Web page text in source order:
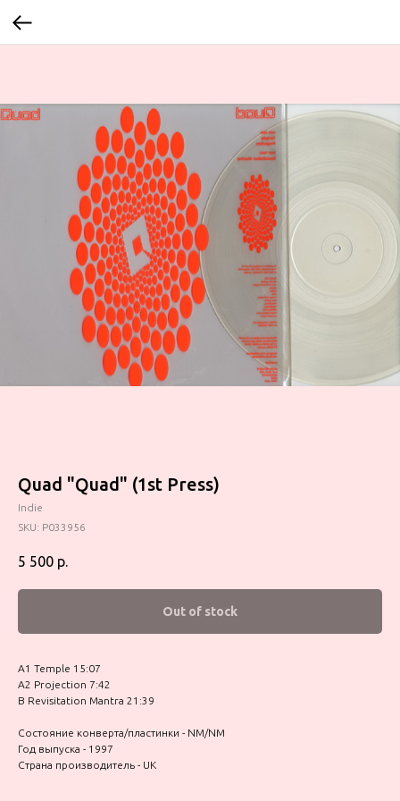
Quad "Quad" (1st Press)
Indie
SKU: P033956
5 500 р.
Out of stock
A1 Temple 15:07
A2 Projection 7:42
B Revisitation Mantra 21:39
Состояние конверта/пластинки - NM/NM
Год выпуска - 1997
Страна производитель - UK